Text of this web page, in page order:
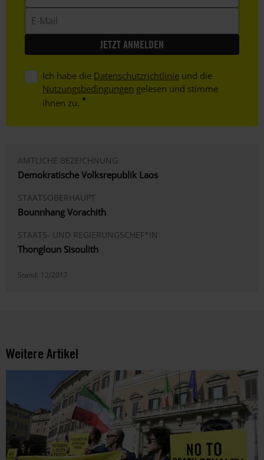
Mail
Ich habe die Datenschutzrichtlinie und die
Nutzungsbedingungen gelesen und stimme
ihnen zu.
AMTLICHE BEZEICHNUNG
Demokratische Volksrepublik Laos
STAATSOBERHAUPT
Bounnhang Vorachith
STAATS- UND REGIERUNGSCHEF*IN
Thongloun Sisoulith
Stand: 12/2017
Weitere Artikel